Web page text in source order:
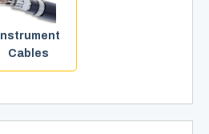
Instrument
Cables